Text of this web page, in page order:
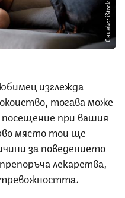
Снимка: iStock
изглежда
тогава може
при вашия
място той ще
за поведението
лекарства,